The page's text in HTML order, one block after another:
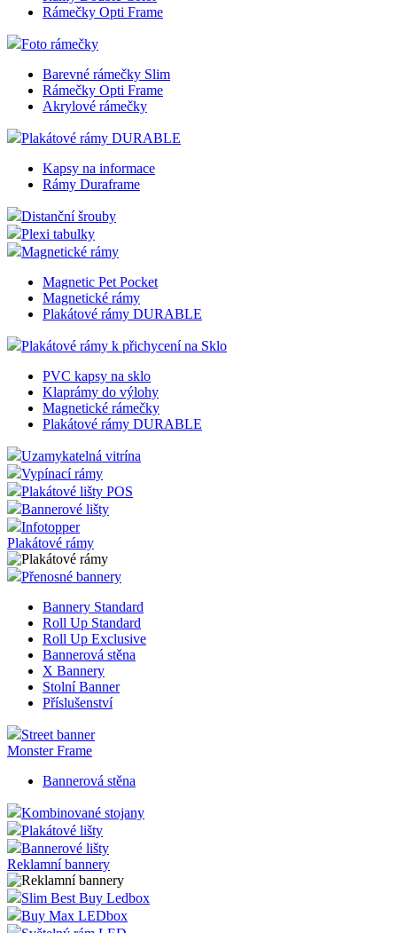
Rámečky Opti Frame
Foto rámečky
Barevné rámečky Slim
Rámečky Opti Frame
Akrylové rámečky
Plakátové rámy DURABLE
Kapsy na informace
Rámy Duraframe
Distanční šrouby
Plexi tabulky
Magnetické rámy
Magnetic Pet Pocket
Magnetické rámy
Plakátové rámy DURABLE
Plakátové rámy k přichycení na Sklo
PVC kapsy na sklo
Klaprámy do výlohy
Magnetické rámečky
Plakátové rámy DURABLE
Uzamykatelná vitrína
Vypínací rámy
Plakátové lišty POS
Bannerové lišty
Infotopper
Plakátové rámy
Přenosné bannery
Bannery Standard
Roll Up Standard
Roll Up Exclusive
Bannerová stěna
X Bannery
Stolní Banner
Příslušenství
Street banner
Monster Frame
Bannerová stěna
Kombinované stojany
Plakátové lišty
Bannerové lišty
Reklamní bannery
Slim Best Buy Ledbox
Buy Max LEDbox